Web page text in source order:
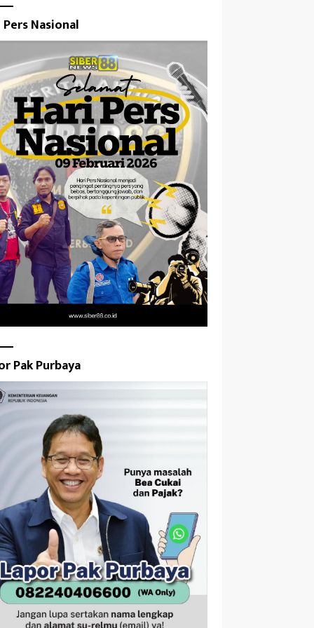
Nasional
Pak Purbaya